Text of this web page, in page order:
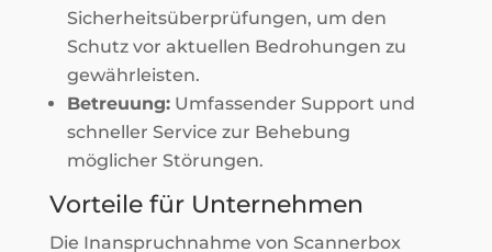
Sicherheitsüberprüfungen, um den
Schutz vor aktuellen Bedrohungen zu
gewährleisten.
Betreuung:Umfassender Support und
schneller Service zur Behebung
möglicher Störungen.
Vorteile für Unternehmen
Die Inanspruchnahme von Scannerbox